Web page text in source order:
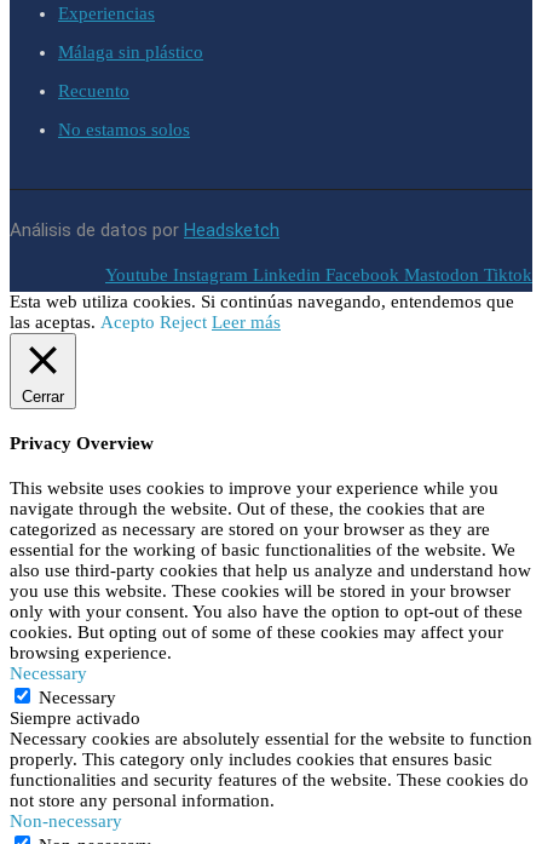
Experiencias
Málaga sin plástico
Recuento
No estamos solos
Análisis de datos por Headsketch
Youtube Instagram Linkedin Facebook Mastodon Tiktok
Esta web utiliza cookies. Si continúas navegando, entendemos que
las aceptas. Acepto Reject Leer más
Cerrar
Privacy Overview
This website uses cookies to improve your experience while you
navigate through the website. Out of these, the cookies that are
categorized as necessary are stored on your browser as they are
essential for the working of basic functionalities of the website. We
also use third-party cookies that help us analyze and understand how
you use this website. These cookies will be stored in your browser
only with your consent. You also have the option to opt-out of these
cookies. But opting out of some of these cookies may affect your
browsing experience.
Necessary
Necessary
Siempre activado
Necessary cookies are absolutely essential for the website to function
properly. This category only includes cookies that ensures basic
functionalities and security features of the website. These cookies do
not store any personal information.
Non-necessary